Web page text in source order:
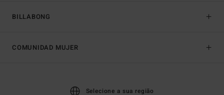
BILLABONG
COMUNIDAD MUJER
Selecione a sua região